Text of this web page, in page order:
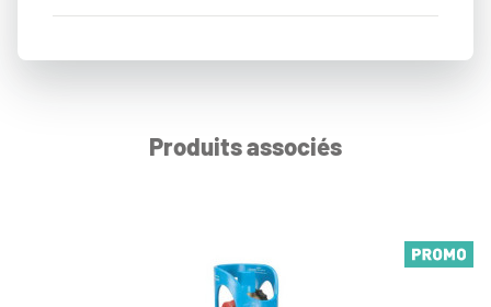
Produits associés